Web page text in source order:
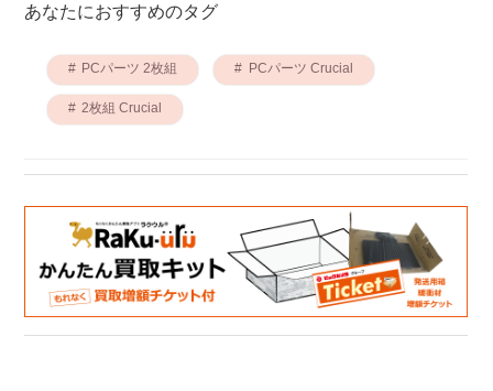
あなたにおすすめのタグ
PCパーツ 2枚組 PCパーツ Crucial
2枚組 Crucial